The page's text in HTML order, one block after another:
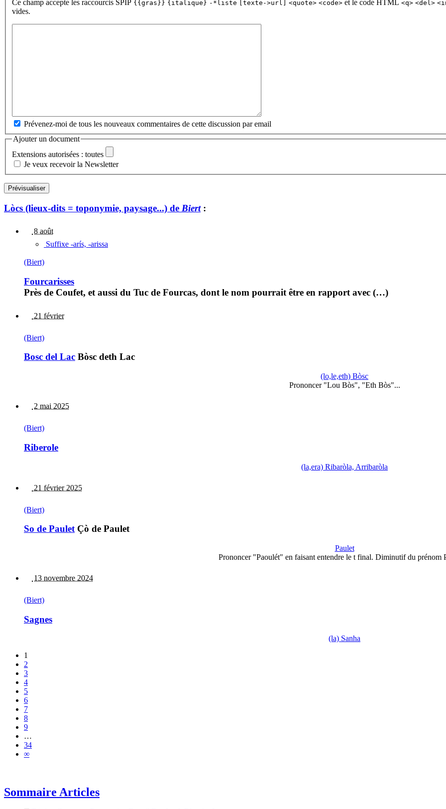
Ce champ accepte les raccourcis SPIP {{gras}} {italique} -*liste [texte->url] <quote> <code> et le code HTML <q> <del>
vides.
Prévenez-moi de tous les nouveaux commentaires de cette discussion par email
Ajouter un document
Extensions autorisées : toutes
Je veux recevoir la Newsletter
Lòcs (lieux-dits = toponymie, paysage...) de Biert:
8 août
Suffixe -arís, -arissa
(Biert)
Fourcarisses
Près de Coufet, et aussi du Tuc de Fourcas, dont le nom pourrait être en rapport avec (…)
21 février
(Biert)
Bosc del Lac Bòsc deth Lac
(lo,le,eth) Bòsc
Prononcer "Lou Bòs", "Eth Bòs"...
2 mai 2025
(Biert)
Riberole
(la,era) Ribaròla, Arribaròla
21 février 2025
(Biert)
So de PauletÇò de Paulet
Paulet
Prononcer "Paoulét" en faisant entendre le t final. Diminutif du
13 novembre 2024
(Biert)
Sagnes
(la) Sanha
1
2
3
4
5
6
7
8
9
…
34
∞
Sommaire Articles